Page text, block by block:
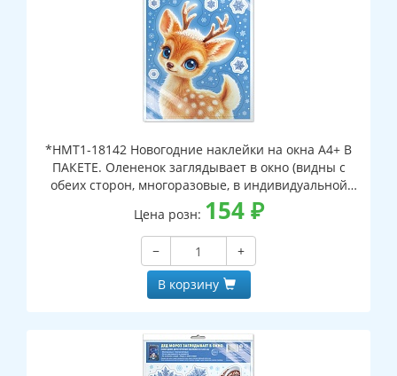
*НМТ1-18142 Новогодние наклейки на окна А4+ В
ПАКЕТЕ. Олененок заглядывает в окно (видны с
обеих сторон, многоразовые, в индивидуальной
упаковке, с европодвесом и клеевым клапаном)
Цена розн: 154₽
−
+
В корзину